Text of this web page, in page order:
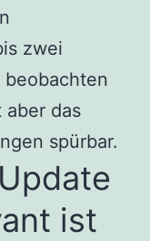
zwei
beobachten
aber das
spürbar.
ist